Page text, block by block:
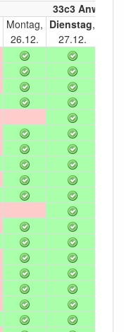
33c3
Montag,
26.12.
Dienstag,
27.12.